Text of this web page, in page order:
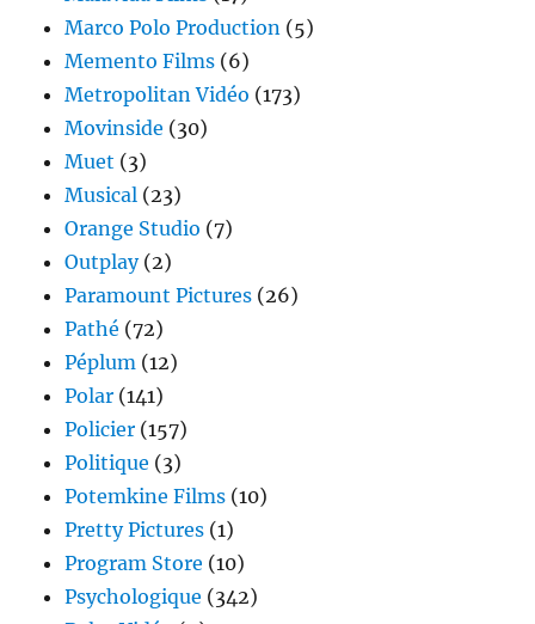
Marco Polo Production (5)
Memento Films (6)
Metropolitan Vidéo (173)
Movinside (30)
Muet (3)
Musical (23)
Orange Studio (7)
Outplay(2)
Paramount Pictures (26)
Pathé (72)
Péplum (12)
Polar (141)
Policier (157)
Politique (3)
Potemkine Films (10)
Pretty Pictures (1)
Program Store (10)
Psychologique (342)